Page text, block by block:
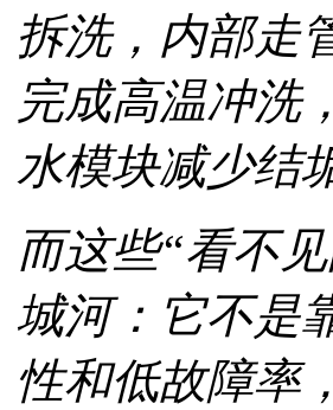
拆洗，内部走
完成高温冲洗
水模块减少结
而这些“看不
城河：它不是
性和低故障率